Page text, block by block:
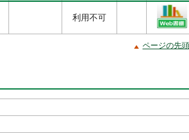
利用不可
ページの先